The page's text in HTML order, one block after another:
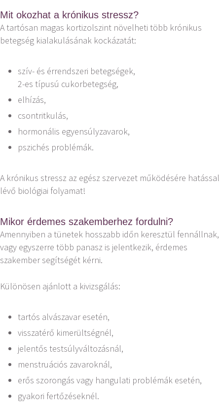
Mit okozhat a krónikus stressz?
A tartósan magas kortizolszint növelheti több krónikus
betegség kialakulásának kockázatát:
szív- és érrendszeri betegségek,
2-es típusú cukorbetegség,
elhízás,
csontritkulás,
hormonális egyensúlyzavarok,
pszichés problémák.
A krónikus stressz az egész szervezet működésére hatással
lévő biológiai folyamat!
Mikor érdemes szakemberhez fordulni?
Amennyiben a tünetek hosszabb időn keresztül fennállnak,
vagy egyszerre több panasz is jelentkezik, érdemes
szakember segítségét kérni.
Különösen ajánlott a kivizsgálás:
tartós alvászavar esetén,
visszatérő kimerültségnél,
jelentős testsúlyváltozásnál,
menstruációs zavaroknál,
erős szorongás vagy hangulati problémák esetén,
gyakori fertőzéseknél.